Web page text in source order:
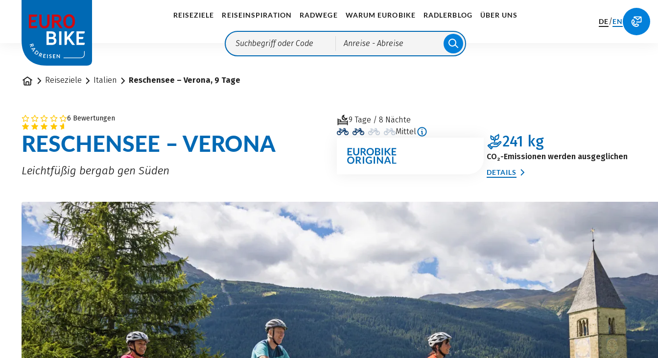
REISEZIELE REISEINSPIRATION RADWEGE WARUM EUROBIKE RADLERBLOG ÜBER UNS
Anreise - Abreise
DE/EN
StartseiteReiseziele Italien Reschensee – Verona, 9 Tage
6 Bewertungen
RESCHENSEE – VERONA
Leichtfüßig bergab gen Süden
9 Tage / 8 Nächte
Mittel
241 kg
CO₂-Emissionen werden ausgeglichen
DETAILS